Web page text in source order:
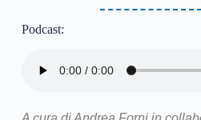
Podcast: